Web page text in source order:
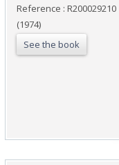
Reference : R200029210
(1974)
See the book